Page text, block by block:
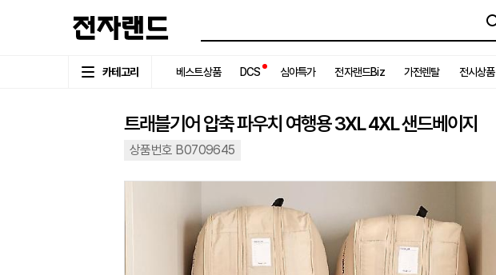
카테고리 베스트상품 DCS 심야특가 전자랜드Biz 가전렌탈 전시상품
트래블기어 압축 파우치 여행용 3XL 4XL 샌드베이지
상품번호 B0709645